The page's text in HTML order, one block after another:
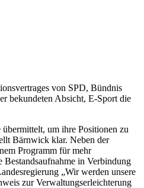
von SPD, Bündnis
bekundeten Absicht, E-Sport die
um ihre Positionen zu
Bärnwick klar. Neben der
Programm für mehr
Bestandsaufnahme in Verbindung
„Wir werden unsere
zur Verwaltungserleichterung